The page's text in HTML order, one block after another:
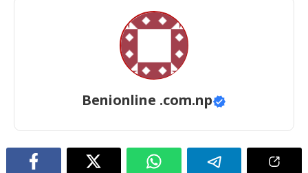
Benionline .com.np